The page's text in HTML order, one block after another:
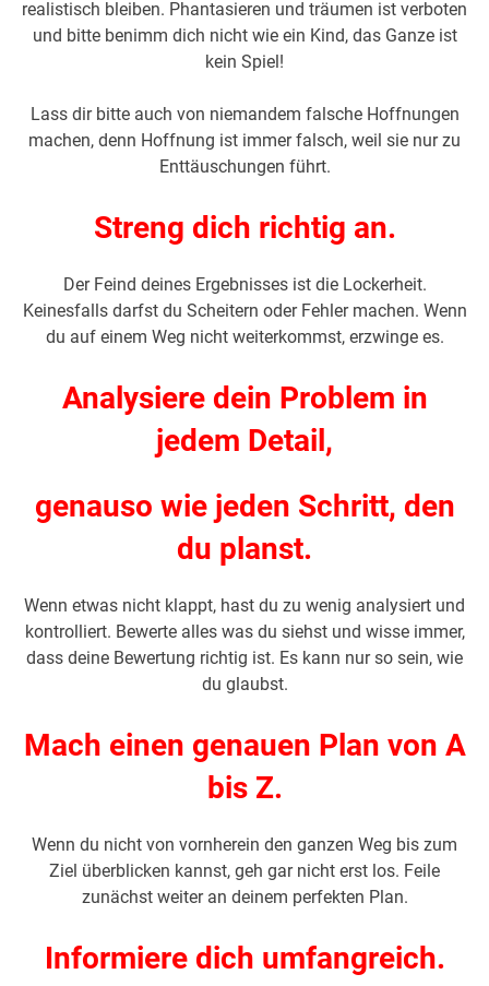
realistisch bleiben. Phantasieren und träumen ist verboten
und bitte benimm dich nicht wie ein Kind, das Ganze ist
kein Spiel!
Lass dir bitte auch von niemandem falsche Hoffnungen
machen, denn Hoffnung ist immer falsch, weil sie nur zu
Enttäuschungen führt.
Streng dich richtig an.
Der Feind deines Ergebnisses ist die Lockerheit.
Keinesfalls darfst du Scheitern oder Fehler machen. Wenn
du auf einem Weg nicht weiterkommst, erzwinge es.
Analysiere dein Problem in
jedem Detail,
genauso wie jeden Schritt, den
du planst.
Wenn etwas nicht klappt, hast du zu wenig analysiert und
kontrolliert. Bewerte alles was du siehst und wisse immer,
dass deine Bewertung richtig ist. Es kann nur so sein, wie
du glaubst.
Mach einen genauen Plan von A
bis Z.
Wenn du nicht von vornherein den ganzen Weg bis zum
Ziel überblicken kannst, geh gar nicht erst los. Feile
zunächst weiter an deinem perfekten Plan.
Informiere dich umfangreich.